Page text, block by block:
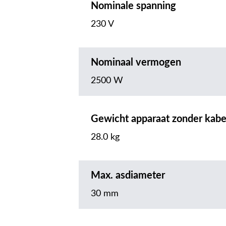
Nominale spanning
230 V
Nominaal vermogen
2500 W
Gewicht apparaat zonder
28.0 kg
Max. asdiameter
30 mm